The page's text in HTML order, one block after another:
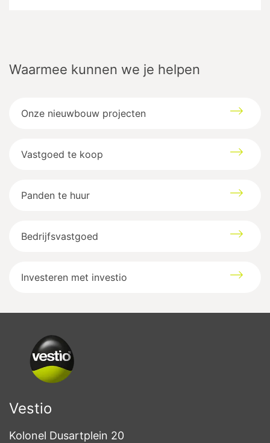
Waarmee kunnen we je helpen
Onze nieuwbouw projecten
Vastgoed te koop
Panden te huur
Bedrijfsvastgoed
Investeren met investio
Vestio
Kolonel Dusartplein 20